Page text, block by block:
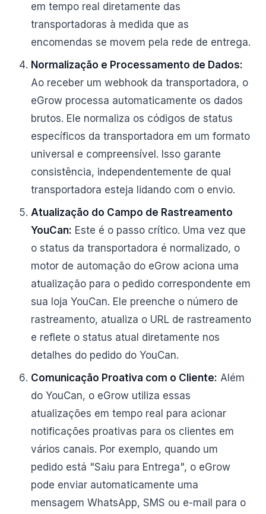
em tempo real diretamente das
transportadoras à medida que as
encomendas se movem pela rede de entrega.
Normalização e Processamento de Dados:
Ao receber um webhook da transportadora, o
eGrow processa automaticamente os dados
brutos. Ele normaliza os códigos de status
específicos da transportadora em um formato
universal e compreensível. Isso garante
consistência, independentemente de qual
transportadora esteja lidando com o envio.
Atualização do Campo de Rastreamento
YouCan: Este é o passo crítico. Uma vez que
o status da transportadora é normalizado, o
motor de automação do eGrow aciona uma
atualização para o pedido correspondente em
sua loja YouCan. Ele preenche o número de
rastreamento, atualiza o URL de rastreamento
e reflete o status atual diretamente nos
detalhes do pedido do YouCan.
Comunicação Proativa com o Cliente: Além
do YouCan, o eGrow utiliza essas
atualizações em tempo real para acionar
notificações proativas para os clientes em
vários canais. Por exemplo, quando um
pedido está "Saiu para Entrega", o eGrow
pode enviar automaticamente uma
mensagem WhatsApp, SMS ou e-mail para o